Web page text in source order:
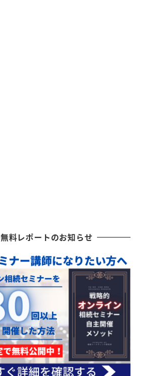
無料レポートのお知らせ